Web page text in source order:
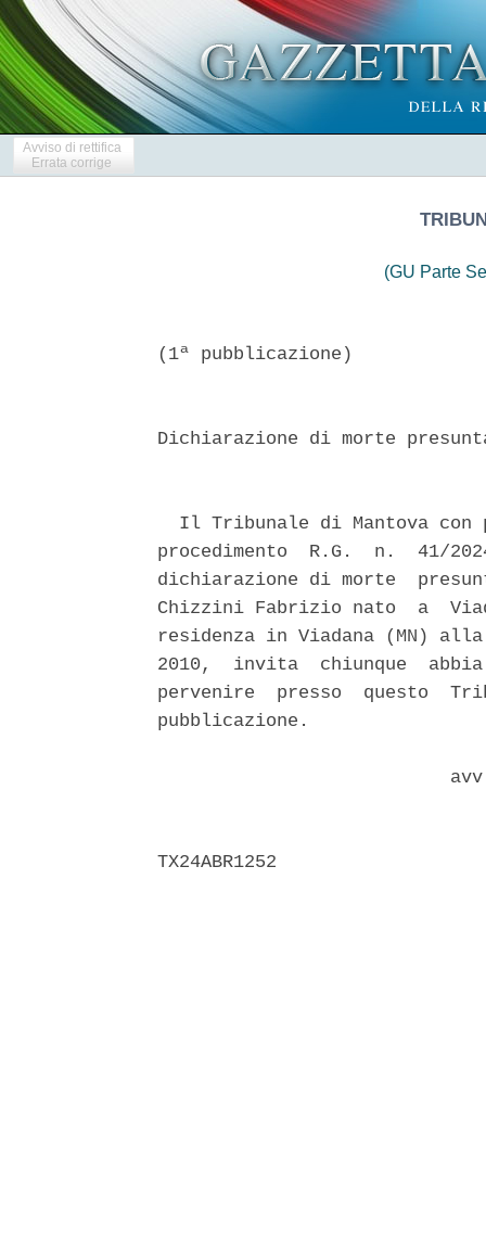
Avviso di rettifica
Errata corrige
(GU Parte
(1ª pubblicazione)
Dichiarazione di morte
Il Tribunale di Mantova con
procedimento  R.G.  n.  41/
dichiarazione di morte
Chizzini Fabrizio nato  a
residenza in Viadana (MN)
2010,  invita  chiunque
pervenire  presso  questo
pubblicazione.